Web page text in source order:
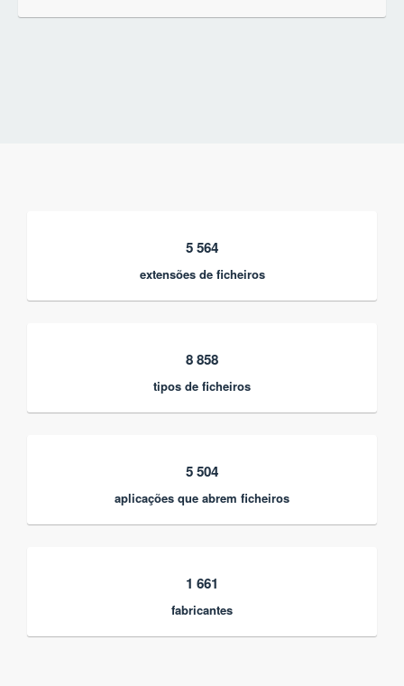
5 564
extensões de ficheiros
8 858
tipos de ficheiros
5 504
aplicações que abrem ficheiros
1 661
fabricantes